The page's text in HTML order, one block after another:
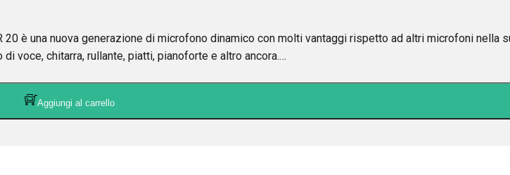
è una nuova generazione di microfono dinamico con molti vantaggi rispetto ad altri microfoni nella
voce, chitarra, rullante, piatti, pianoforte e altro ancora.…
Aggiungi al carrello